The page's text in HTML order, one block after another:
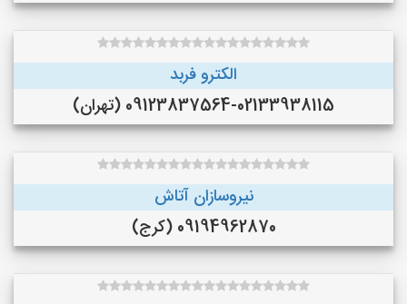
الکترو فربد
09123837564-02133938115 (تهران)
نیروسازان آتاش
09194962870 (کرج)